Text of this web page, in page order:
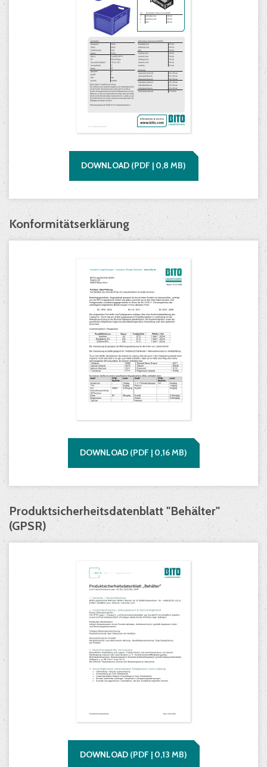
DOWNLOAD (PDF | 0,8 MB)
Konformitätserklärung
DOWNLOAD (PDF | 0,16MB)
Produktsicherheitsdatenblatt "Behälter"
(GPSR)
DOWNLOAD (PDF | 0,13 MB)